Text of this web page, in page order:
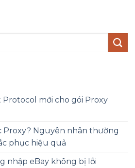
mới cho gói Proxy
Proxy? Nguyên nhân thường
phục hiệu quả
nhập eBay không bị lỗi